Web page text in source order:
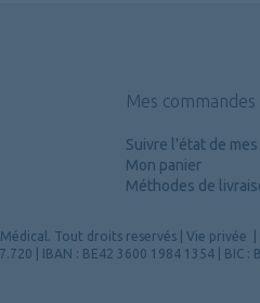
Mes commandes
Suivre l'état de
Mon panier
Méthodes de
Tout droits reservés Vie privée
| IBAN : BE42 3600 1984 1354 | BIC :